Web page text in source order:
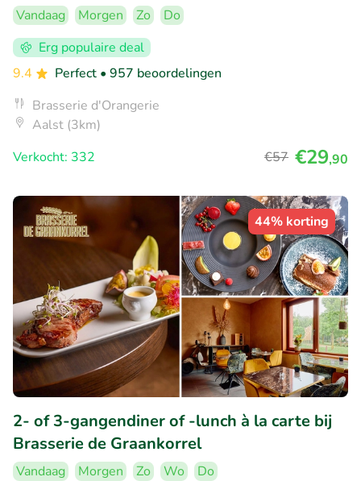
Vandaag Morgen Zo
Do
Erg populaire deal
9.4
Perfect • 957 beoordelingen
Brasserie d'Orangerie
Aalst (3km)
Verkocht: 332
€57 €29,90
44% korting
2- of 3-gangendiner of -lunch à la carte bij
Brasserie de Graankorrel
Vandaag Morgen Zo Wo
Do